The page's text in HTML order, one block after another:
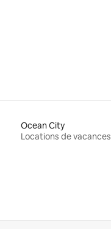
46 commentaires : 5 sur 5
Ocean City
Locations de vacances